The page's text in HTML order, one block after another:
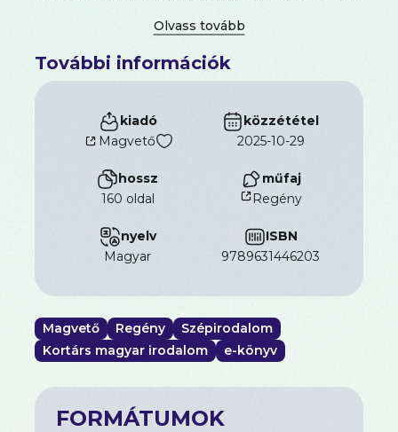
generáció késleltetett felnövésének, szaggatott
a maga módján boldogulni próbáló família és egy
új család születésének kettősportréja, ahol olykor
a ki nem mondott szavak lesznek a fontosabbak.
Az érintések helyett azok hiánya. Az elbeszélő
öniróniája is következetes: felszabadító humorral
szemlélteti a fiatal felnőttlét és a kismamaság
felemás élethelyzeteit. Bridget Jones a négyes-
hatoson. Helyet kér magának a kortárs prózában.
További információk
kiadó
Magvető
közzététel
2025-10-29
hossz
160 oldal
műfaj
Regény
nyelv
magyar
ISBN
9789631446203
Magvető Regény
Szépirodalom
Kortárs magyar irodalom
e-könyv
FORMÁTUMOK